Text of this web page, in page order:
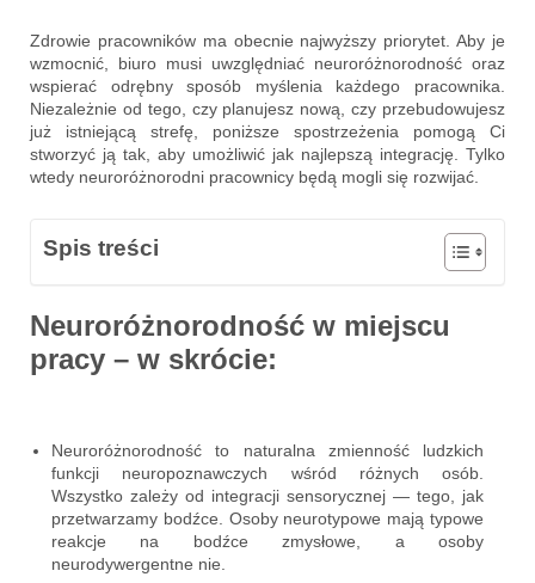
Zdrowie pracowników ma obecnie najwyższy priorytet. Aby je
wzmocnić, biuro musi uwzględniać neuroróżnorodność oraz
wspierać odrębny sposób myślenia każdego pracownika.
Niezależnie od tego, czy planujesz nową, czy przebudowujesz
już istniejącą strefę, poniższe spostrzeżenia pomogą Ci
stworzyć ją tak, aby umożliwić jak najlepszą integrację. Tylko
wtedy neuroróżnorodni pracownicy będą mogli się rozwijać.
Spis treści
Neuroróżnorodność w miejscu
pracy – w skrócie:
Neuroróżnorodność to naturalna zmienność ludzkich
funkcji neuropoznawczych wśród różnych osób.
Wszystko zależy od integracji sensorycznej — tego, jak
przetwarzamy bodźce. Osoby neurotypowe mają typowe
reakcje na bodźce zmysłowe, a osoby
neurodywergentne nie.